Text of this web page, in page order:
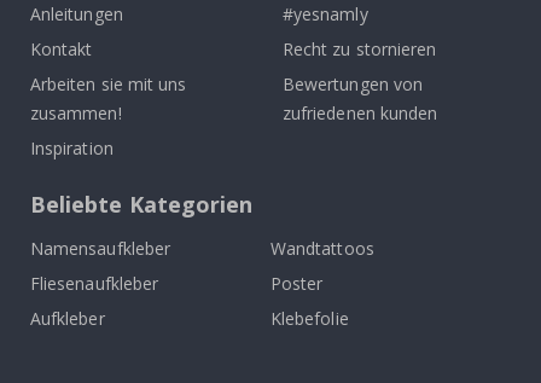
Anleitungen
Kontakt
Arbeiten sie mit uns
zusammen!
Inspiration
#yesnamly
Recht zu stornieren
Bewertungen von
zufriedenen kunden
Beliebte Kategorien
Namensaufkleber
Wandtattoos
Fliesenaufkleber
Poster
Aufkleber
Klebefolie